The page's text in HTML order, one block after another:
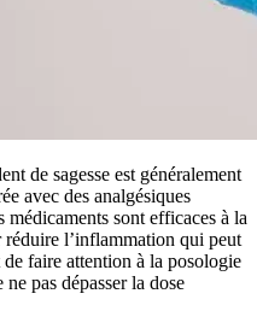
de sagesse est généralement
avec des analgésiques
médicaments sont efficaces à la
l’inflammation qui peut
faire attention à la posologie
pas dépasser la dose